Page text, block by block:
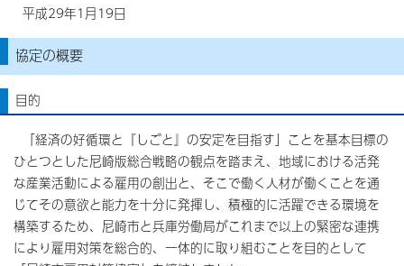
平成29年1月19日
協定の概要
目的
「経済の好循環と『しごと』の安定を目指す」ことを基本目標の
ひとつとした尼崎版総合戦略の観点を踏まえ、地域における活発
な産業活動による雇用の創出と、そこで働く人材が働くことを通
じてその意欲と能力を十分に発揮し、積極的に活躍できる環境を
構築するため、尼崎市と兵庫労働局がこれまで以上の緊密な連携
により雇用対策を総合的、一体的に取り組むことを目的として